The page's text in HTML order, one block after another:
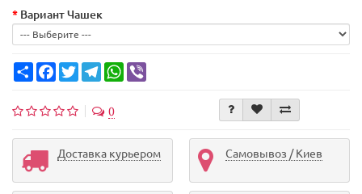
Вариант Чашек
Share FacebookTwitterTelegramWhatsApp
0
Доставка курьером Самовывоз / Киев